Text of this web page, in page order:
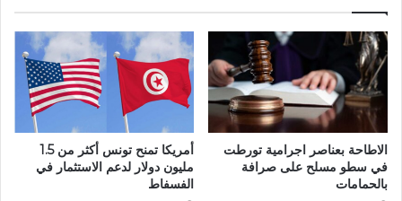
الاطاحة بعناصر اجرامية تورطت
في سطو مسلح على صرافة
بالحمامات
أمريكا تمنح تونس أكثر من 1.5
مليون دولار لدعم الاستثمار في
الفسفاط